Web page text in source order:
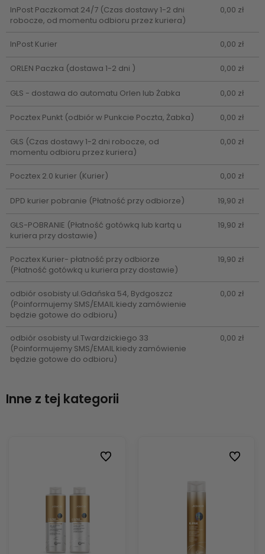
InPost Paczkomat 24/7(Czas dostawy 1-2 dni
robocze, od momentu odbioru przez kuriera)
0,00 zł
InPost Kurier 0,00 zł
ORLEN Paczka (dostawa 1-2 dni ) 0,00 zł
GLS - dostawa do automatu Orlen lub Żabka 0,00 zł
Pocztex Punkt (odbiór w Punkcie Poczta, Żabka) 0,00 zł
GLS (Czas dostawy 1-2 dni robocze, od
momentu odbioru przez kuriera)
0,00 zł
Pocztex 2.0 kurier (Kurier) 0,00 zł
DPD kurier pobranie (Płatność przy odbiorze) 19,90 zł
GLS-POBRANIE (Płatność gotówką lub kartą u
kuriera przy dostawie)
19,90 zł
Pocztex Kurier- płatność przy odbiorze
(Płatność gotówką u kuriera przy dostawie)
19,90 zł
odbiór osobisty ul.Gdańska 54, Bydgoszcz
(Poinformujemy SMS/EMAIL kiedy zamówienie
będzie gotowe do odbioru)
0,00 zł
odbiór osobisty ul.Twardzickiego 33
(Poinformujemy SMS/EMAIL kiedy zamówienie
będzie gotowe do odbioru)
0,00 zł
Inne z tej kategorii
Do ulubionych
Do ulubionych Do
Do